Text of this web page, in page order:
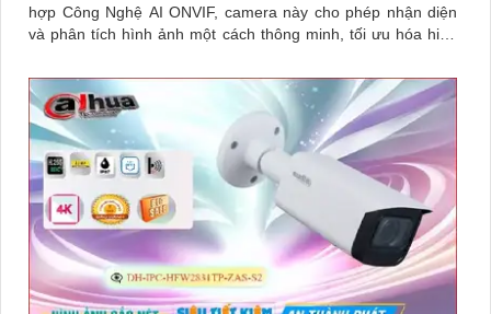
hợp Công Nghệ AI ONVIF, camera này cho phép nhận diện
và phân tích hình ảnh một cách thông minh, tối ưu hóa hiệu